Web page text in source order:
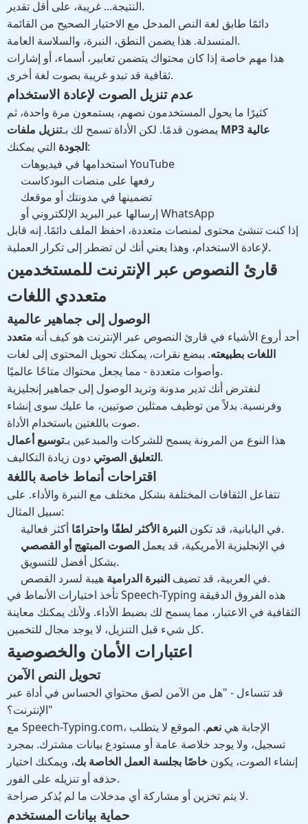
النتيجة... غريبة، على أقل تقدير.
دائمًا طابق لغة النص المدخل مع الاختيار الصحيح من القائمة
المنسدلة. هذا يضمن النطق، النبرة، والسلاسة العامة.
هذا مهم خاصة إذا كان محتواك يتضمن تعابير، أسماء، أو إشارات
ثقافية قد تبدو غريبة بصوت لغة أخرى.
عدم تنزيل الصوت لإعادة الاستخدام
كثيرًا ما يحول المستخدمون نصهم، يستمعون مرة واحدة، ثم
يمضون قدمًا. لكن الأداة تسمح لك بـتنزيل ملفات MP3 عالية
الجودةالتي يمكنك:
استخدامها في فيديوهات YouTube
رفعها على منصات البودكاست
تضمينها في مدونتك أو موقعك
إرسالها عبر البريد الإلكتروني أو WhatsApp
إذا كنت تنشئ محتوى لمنصات متعددة، احفظ الملف دائمًا. إنه قابل
لإعادة الاستخدام، وهذا يعني أنك لن تضطر إلى تكرار العملية.
قارئ النصوص عبر الإنترنت للمستخدمين
متعددي اللغات
الوصول إلى جماهير عالمية
أحد أروع الأشياء في قارئ النصوص عبر الإنترنت هو كيف أنه متعدد
اللغات بطبيعته. ببضع نقرات، يمكنك تحويل المحتوى إلى لغات
وأصوات متعددة - مما يجعل محتواك متاحًا عالميًا.
لنفترض أنك تدير مدونة وتريد الوصول إلى جماهير إنجليزية
وفرنسية. بدلاً من توظيف ممثلين صوتيين، ما عليك سوى إنشاء
صوت باللغتين باستخدام الأداة.
هذا النوع من المرونة يسمح للشركات والمبدعين بـتوسيع أعمال
التعليق الصوتيدون زيادة التكاليف.
اقتراحات أنماط خاصة باللغة
تتفاعل الثقافات المختلفة بشكل مختلف مع النبرة والأداء. على
سبيل المثال:
في اليابانية، قد تكون النبرة الأكثر لطفًا واحترامًا
أكثر فعالية.
في الإنجليزية الأمريكية، قد يعمل الصوت المبتهج أو القصصي
بشكل أفضل للتسويق.
في العربية، قد تضيف النبرة الدرامية
هيبة لسرد القصص.
تأخذ اختيارات الأنماط في Speech-Typing هذه الفروق الدقيقة
الثقافية في الاعتبار، مما يسمح لك بضبط الأداء. ولأنك يمكنك معاينة
كل شيء قبل التنزيل، لا يوجد مجال للتخمين.
اعتبارات الأمان والخصوصية
تحويل النص الآمن
قد تتساءل - "هل من الآمن لصق محتواي الحساس في أداة عبر
الإنترنت؟"
مع Speech-Typing.com، الإجابة هي نعم. الموقع لا يتطلب
تسجيل، ولا يوجد خلاصة عامة أو مستودع بيانات مشترك. بمجرد
إنشاء الصوت، يكون خاصًا بجلسة العمل الخاصة بك، ويمكنك اختيار
حذفه أو تنزيله على الفور.
لا يتم تخزين أو مشاركة أي مدخلات ما لم يُذكر صراحة.
حماية بيانات المستخدم